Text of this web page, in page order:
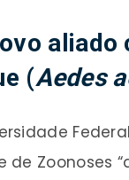
(Aedes
Zoonoses